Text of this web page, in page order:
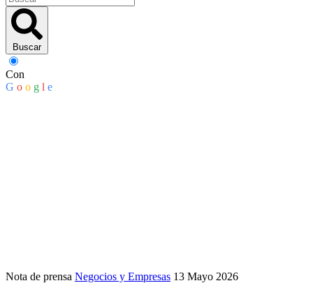
Buscar
Con
G o o g l e
Nota de prensa Negocios y Empresas 13 Mayo 2026